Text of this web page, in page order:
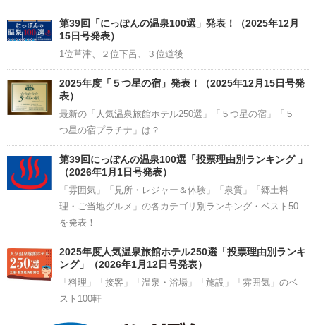
Channel
第39回「にっぽんの温泉100選」発表！（2025年12月
15日号発表）
1位草津、２位下呂、３位道後
2025年度「５つ星の宿」発表！（2025年12月15日号発
表）
最新の「人気温泉旅館ホテル250選」「５つ星の宿」「５
つ星の宿プラチナ」は？
第39回にっぽんの温泉100選「投票理由別ランキング 」
（2026年1月1日号発表）
「雰囲気」「見所・レジャー＆体験」「泉質」「郷土料
理・ご当地グルメ」の各カテゴリ別ランキング・ベスト50
を発表！
2025年度人気温泉旅館ホテル250選「投票理由別ランキ
ング」（2026年1月12日号発表）
「料理」「接客」「温泉・浴場」「施設」「雰囲気」のベ
スト100軒